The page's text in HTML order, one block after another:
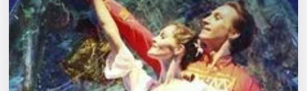
Квесты
Экскурсии
События